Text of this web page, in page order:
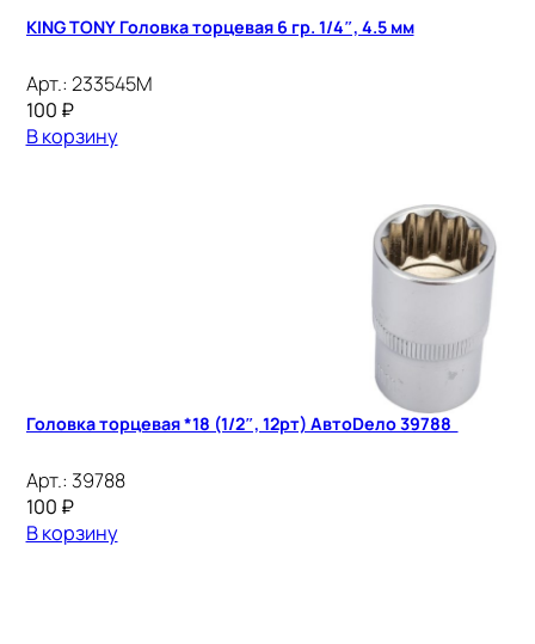
KING TONY Головка торцевая 6 гр. 1/4″, 4.5 мм
Арт.: 233545M
100 ₽
В корзину
Головка торцевая *18 (1/2″, 12рт) АвтоDело 39788
Арт.: 39788
100 ₽
В корзину